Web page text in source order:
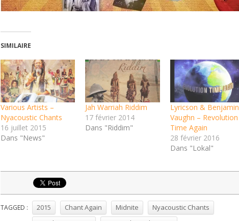
SIMILAIRE
Various Artists –
Nyacoustic Chants
16 juillet 2015
Dans "News"
Jah Warriah Riddim
17 février 2014
Dans "Riddim"
Lyricson & Benjamin
Vaughn – Revolution
Time Again
28 février 2016
Dans "Lokal"
TAGGED : 2015 Chant Again Midnite
Nyacoustic Chants